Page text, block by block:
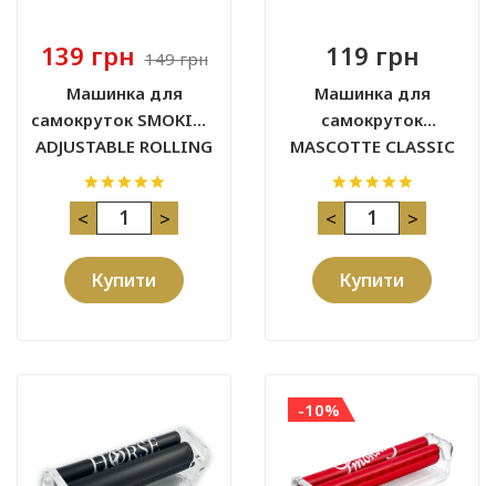
139 грн 149 грн
Машинка для
самокруток SMOKING
ADJUSTABLE ROLLING
MACHINE REGULAR 70
мм
< >
Купити
119 грн
Машинка для
самокруток
MASCOTTE CLASSIC
< >
Купити
-10%